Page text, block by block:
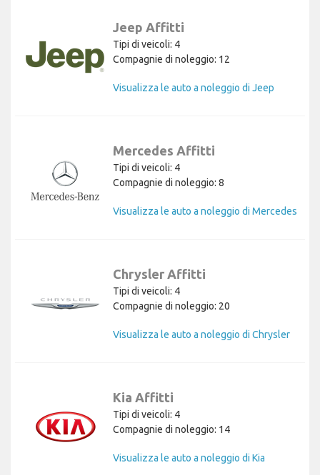
Jeep Affitti
Tipi di veicoli: 4
Compagnie di noleggio: 12
Visualizza le auto a noleggio di Jeep
Mercedes Affitti
Tipi di veicoli: 4
Compagnie di noleggio: 8
Visualizza le auto a noleggio di Mercedes
Chrysler Affitti
Tipi di veicoli: 4
Compagnie di noleggio: 20
Visualizza le auto a noleggio di Chrysler
Kia Affitti
Tipi di veicoli: 4
Compagnie di noleggio: 14
Visualizza le auto a noleggio di Kia